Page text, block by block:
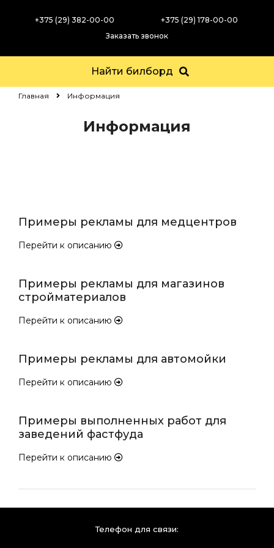
+375 (29) 382-00-00
+375 (29) 178-00-00
Заказать звонок
Найти билборд
Главная Информация
Информация
Примеры рекламы для медцентров
Перейти к описанию
Примеры рекламы для магазинов
стройматериалов
Перейти к описанию
Примеры рекламы для автомойки
Перейти к описанию
Примеры выполненных работ для
заведений фастфуда
Перейти к описанию
Телефон для связи: